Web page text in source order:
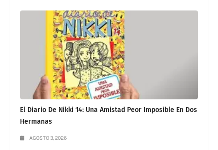
El Diario De Nikki 14: Una Amistad Peor Imposible En Dos
Hermanas
AGOSTO 3, 2026